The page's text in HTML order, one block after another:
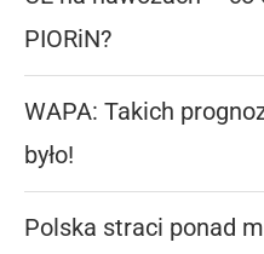
PIORiN?
WAPA: Takich
było!
Polska straci ponad